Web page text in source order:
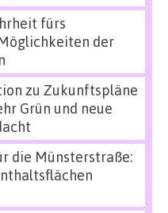
fürs
der
zu Zukunftspläne
Grün und neue
die Münsterstraße: